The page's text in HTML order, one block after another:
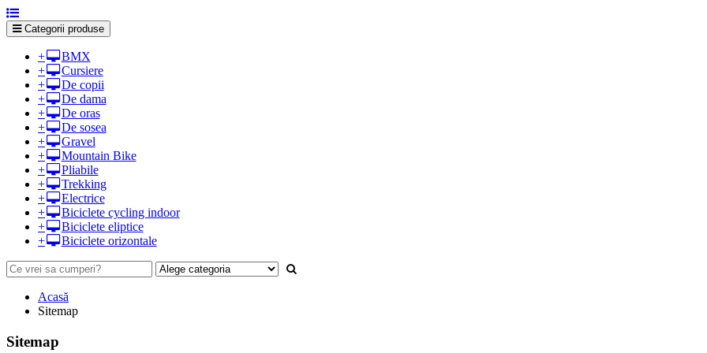
Categorii produse
+
BMX
+
Cursiere
+
De copii
+
De dama
+
De oras
+
De sosea
+
Gravel
+
Mountain Bike
+
Pliabile
+
Trekking
+
Electrice
+
Biciclete cycling indoor
+
Biciclete eliptice
+
Biciclete orizontale
Acasă
Sitemap
Sitemap